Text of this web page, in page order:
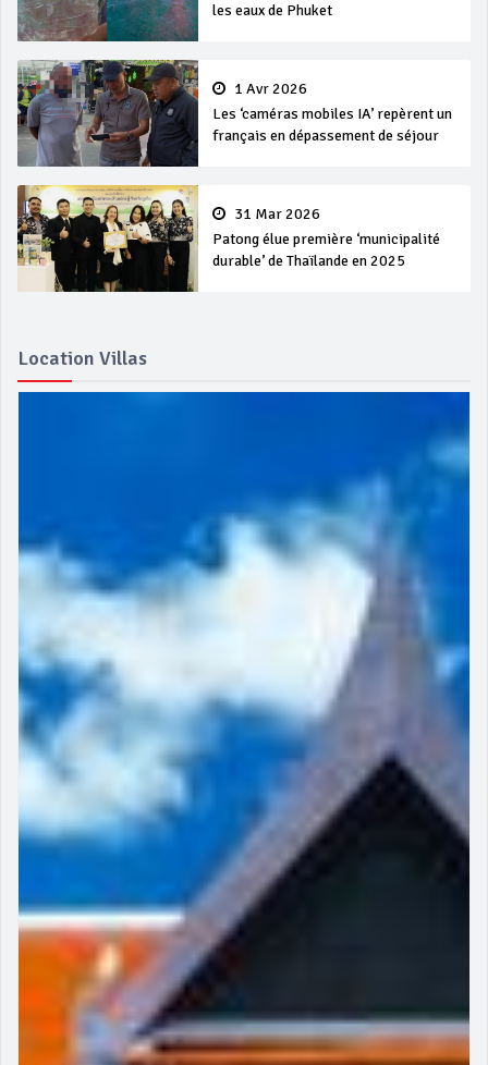
les eaux de Phuket
1 Avr 2026
Les ‘caméras mobiles IA’ repèrent un
français en dépassement de séjour
31 Mar 2026
Patong élue première ‘municipalité
durable’ de Thaïlande en 2025
Location Villas